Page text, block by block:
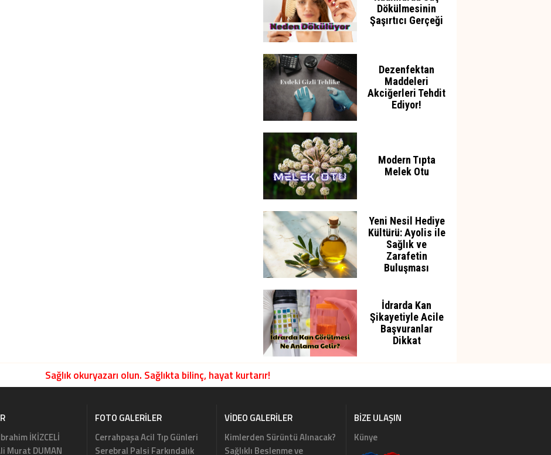
Dökülmesinin
Şaşırtıcı Gerçeği
Dezenfektan
Maddeleri
Akciğerleri Tehdit
Ediyor!
Modern Tıpta
Melek Otu
Yeni Nesil Hediye
Kültürü: Ayolis ile
Sağlık ve
Zarafetin
Buluşması
İdrarda Kan
Şikayetiyle Acile
Başvuranlar
Dikkat
Sağlık okuryazarı olun. Sağlıkta bilinç, hayat kurtarır!
İKİZCELİ
Murat DUMAN
FOTO GALERILER
Cerrahpaşa Acil Tıp Günleri
Serebral Palsi Farkındalık
VIDEO GALERILER
Kimlerden Sürüntü Alınacak?
Sağlıklı Beslenme ve
BIZE ULAŞIN
Künye